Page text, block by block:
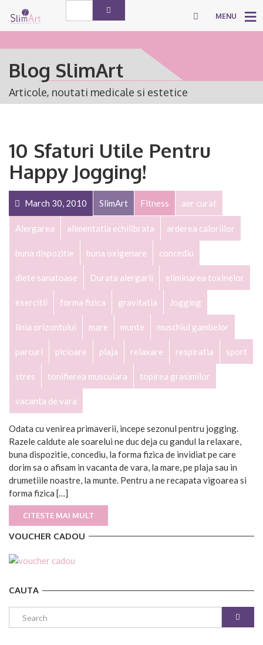
MENU
Blog SlimArt
Articole, noutati medicale si estetice
10 Sfaturi Utile Pentru
Happy Jogging!
March 30, 2010 SlimArt Fitness aer curat
Alergarea alimentatia echilibrata arderea caloriilor
buna dispozitie buna oxigenare concediu
diete sanatoase Durata alergarii eliminarea toxinelor
exercitii forma fizica gravitatia Jogging
linia orizontului mare munte muschiul gambelor
parcuri picioare plaja relaxare respiratia sport
stres tonifierea musculara topirea grasimilor
vacanta de vara
Odata cu venirea primaverii, incepe sezonul pentru jogging.
Razele caldute ale soarelui ne duc deja cu gandul la relaxare,
buna dispozitie, concediu, la forma fizica de invidiat pe care
dorim sa o afisam in vacanta de vara, la mare, pe plaja sau in
drumetiile noastre, la munte. Pentru a ne recapata vigoarea si
forma fizica […]
CITESTE MAI MULT
VOUCHER CADOU
CAUTA